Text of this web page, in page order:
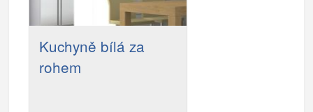
Kuchyně bílá za
rohem